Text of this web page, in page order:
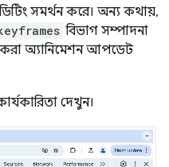
সমর্থন করে। অন্য কথায়,
বিভাগ সম্পাদনা
অ্যানিমেশন আপডেট
দেখুন।